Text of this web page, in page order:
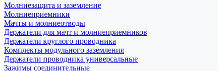
Молниезащита и заземление
Молниеприемники
Мачты и молниеотводы
Держатели для мачт и молниеприемников
Держатели круглого проводника
Комплекты модульного заземления
Держатели проводника универсальные
Зажимы соединительные